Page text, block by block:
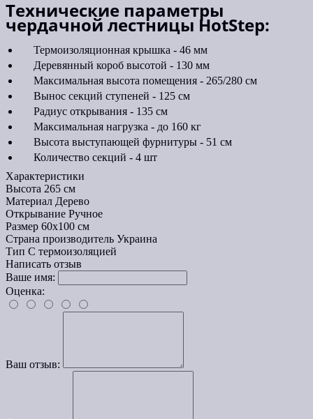
Технические параметры
чердачной лестницы HotStep:
Термоизоляционная крышка - 46 мм
Деревянный короб высотой - 130 мм
Максимальная высота помещения - 265/280 см
Вынос секций ступеней - 125 см
Радиус открывания - 135 см
Максимальная нагрузка - до 160 кг
Высота выступающей фурнитуры - 51 см
Количество секций - 4 шт
Характеристики
Высота 265 см
Материал Дерево
Открывание Ручное
Размер 60х100 см
Страна производитель Украина
Тип С термоизоляцией
Написать отзыв
Ваше имя:
Оценка:
Ваш отзыв: